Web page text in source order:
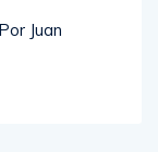
Juan